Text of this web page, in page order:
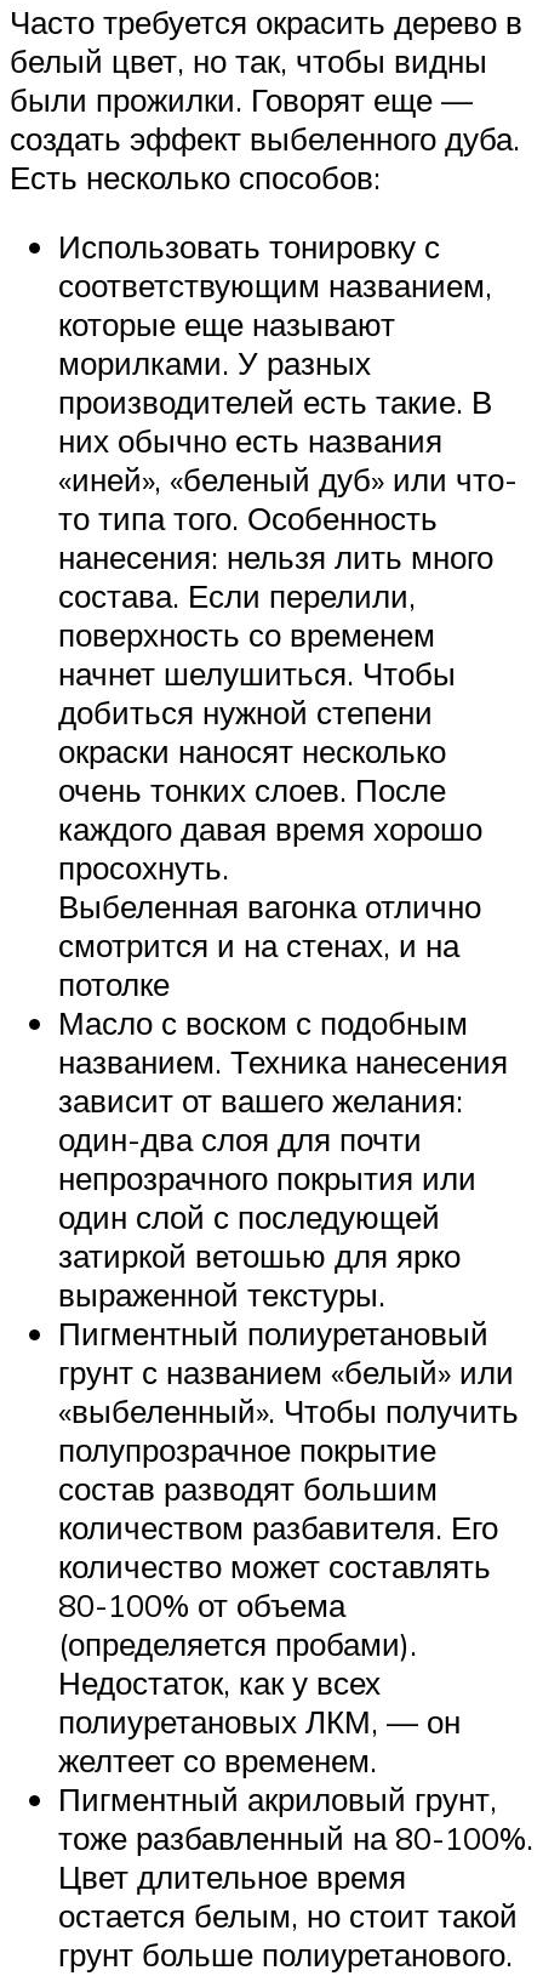
Часто требуется окрасить дерево в
белый цвет, но так, чтобы видны
были прожилки. Говорят еще —
создать эффект выбеленного дуба.
Есть несколько способов:
Использовать тонировку с
соответствующим названием,
которые еще называют
морилками. У разных
производителей есть такие. В
них обычно есть названия
«иней», «беленый дуб» или что-
то типа того. Особенность
нанесения: нельзя лить много
состава. Если перелили,
поверхность со временем
начнет шелушиться. Чтобы
добиться нужной степени
окраски наносят несколько
очень тонких слоев. После
каждого давая время хорошо
просохнуть.
Выбеленная вагонка отлично
смотрится и на стенах, и на
потолке
Масло с воском с подобным
названием. Техника нанесения
зависит от вашего желания:
один-два слоя для почти
непрозрачного покрытия или
один слой с последующей
затиркой ветошью для ярко
выраженной текстуры.
Пигментный полиуретановый
грунт с названием «белый» или
«выбеленный». Чтобы получить
полупрозрачное покрытие
состав разводят большим
количеством разбавителя. Его
количество может составлять
80-100% от объема
(определяется пробами).
Недостаток, как у всех
полиуретановых ЛКМ, — он
желтеет со временем.
Пигментный акриловый грунт,
тоже разбавленный на 80-100%.
Цвет длительное время
остается белым, но стоит такой
грунт больше полиуретанового.